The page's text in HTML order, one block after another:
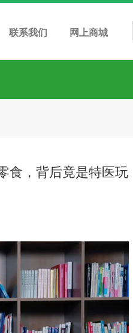
联系我们 网上商城
食，背后竟是特医玩